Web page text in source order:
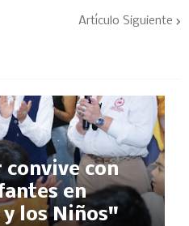
Artículo Siguiente
convive con
en
y los Niños"